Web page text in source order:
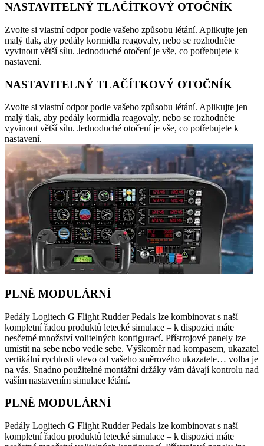
NASTAVITELNÝ TLAČÍTKOVÝ OTOČNÍK
Zvolte si vlastní odpor podle vašeho způsobu létání. Aplikujte jen
malý tlak, aby pedály kormidla reagovaly, nebo se rozhodněte
vyvinout větší sílu. Jednoduché otočení je vše, co potřebujete k
nastavení.
NASTAVITELNÝ TLAČÍTKOVÝ OTOČNÍK
Zvolte si vlastní odpor podle vašeho způsobu létání. Aplikujte jen
malý tlak, aby pedály kormidla reagovaly, nebo se rozhodněte
vyvinout větší sílu. Jednoduché otočení je vše, co potřebujete k
nastavení.
PLNĚ MODULÁRNÍ
Pedály Logitech G Flight Rudder Pedals lze kombinovat s naší
kompletní řadou produktů letecké simulace – k dispozici máte
nesčetné množství volitelných konfigurací. Přístrojové panely lze
umístit na sebe nebo vedle sebe. Výškoměr nad kompasem, ukazatel
vertikální rychlosti vlevo od vašeho směrového ukazatele… volba je
na vás. Snadno použitelné montážní držáky vám dávají kontrolu nad
vaším nastavením simulace létání.
PLNĚ MODULÁRNÍ
Pedály Logitech G Flight Rudder Pedals lze kombinovat s naší
kompletní řadou produktů letecké simulace – k dispozici máte